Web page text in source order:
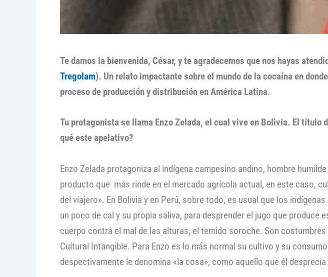
Te damos la bienvenida, César, y te agradecemos que nos hayas
Tregolam). Un relato impactante sobre el mundo de la cocaína en
proceso de producción y distribución en América Latina.
Tu protagonista se llama Enzo Zelada, el cual vive en Bolivia. El título
qué este apelativo?
Enzo Zelada protagoniza al indígena campesino andino, hombre
producto que más rinde en el mercado agrícola actual, en este caso,
del viajero». En Bolivia y en Perú, sobre todo, es usual que los
un poco de cal y su propia saliva, para desprender el jugo que
cuerpo contra el mal de las alturas, el temido soroche. Son
Cultural Intangible. Para Enzo es lo más normal su cultivo y su
despectivamente le denomina «la cosa», como aquello que él